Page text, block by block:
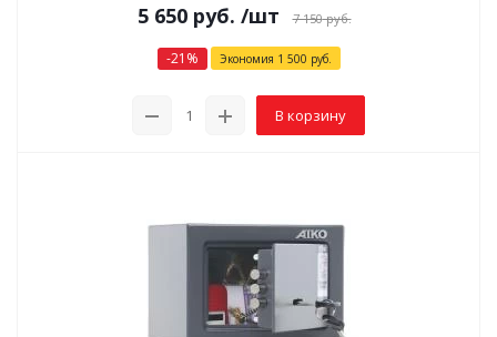
5 650руб. /шт 7 150руб.
-21 % Экономия 1 500 руб.
В корзину